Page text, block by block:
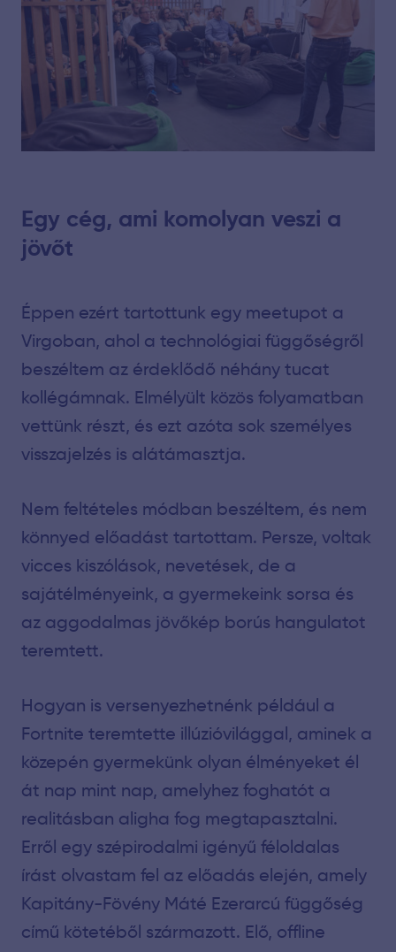
Egy cég, ami komolyan veszi a
jövőt
Éppen ezért tartottunk egy meetupot a
Virgoban, ahol a technológiai függőségről
beszéltem az érdeklődő néhány tucat
kollégámnak. Elmélyült közös folyamatban
vettünk részt, és ezt azóta sok személyes
visszajelzés is alátámasztja.
Nem feltételes módban beszéltem, és nem
könnyed előadást tartottam. Persze, voltak
vicces kiszólások, nevetések, de a
sajátélményeink, a gyermekeink sorsa és
az aggodalmas jövőkép borús hangulatot
teremtett.
Hogyan is versenyezhetnénk például a
Fortnite teremtette illúzióvilággal, aminek a
közepén gyermekünk olyan élményeket él
át nap mint nap, amelyhez foghatót a
realitásban aligha fog megtapasztalni.
Erről egy szépirodalmi igényű féloldalas
írást olvastam fel az előadás elején, amely
Kapitány-Fövény Máté Ezerarcú függőség
című kötetéből származott. Elő, offline